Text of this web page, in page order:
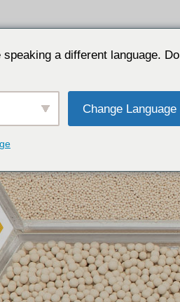
a different language. Do
Change Language